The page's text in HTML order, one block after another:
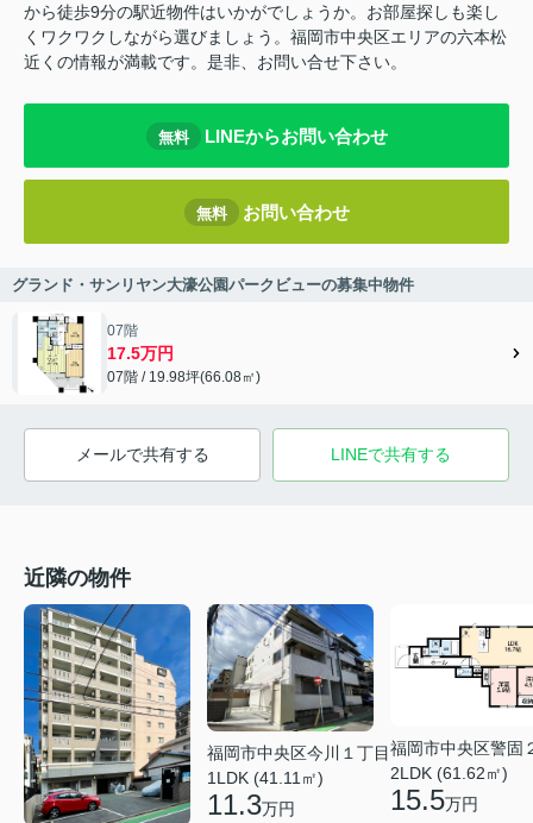
から徒歩9分の駅近物件はいかがでしょうか。お部屋探しも楽し
くワクワクしながら選びましょう。福岡市中央区エリアの六本松
近くの情報が満載です。是非、お問い合せ下さい。
無料 LINEからお問い合わせ
無料 お問い合わせ
グランド・サンリヤン大濠公園パークビューの募集中物件
07階
17.5万円
07階 / 19.98坪(66.08㎡)
メールで共有する LINEで共有する
近隣の物件
福岡市中央区今川１丁目
1LDK (41.11㎡)
11.3万円
福岡市中央区警固
2LDK (61.62㎡)
15.5万円